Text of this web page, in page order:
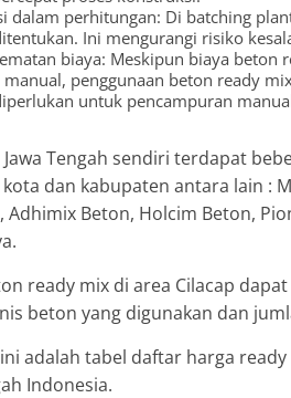
dalam perhitungan: Di batching
Ini mengurangi risiko
biaya: Meskipun biaya
manual, penggunaan beton ready
untuk pencampuran
Jawa Tengah sendiri terdapat
dan kabupaten antara lain :
Adhimix Beton, Holcim Beton,
ready mix di area Cilacap
beton yang digunakan dan
adalah tabel daftar harga
Indonesia.